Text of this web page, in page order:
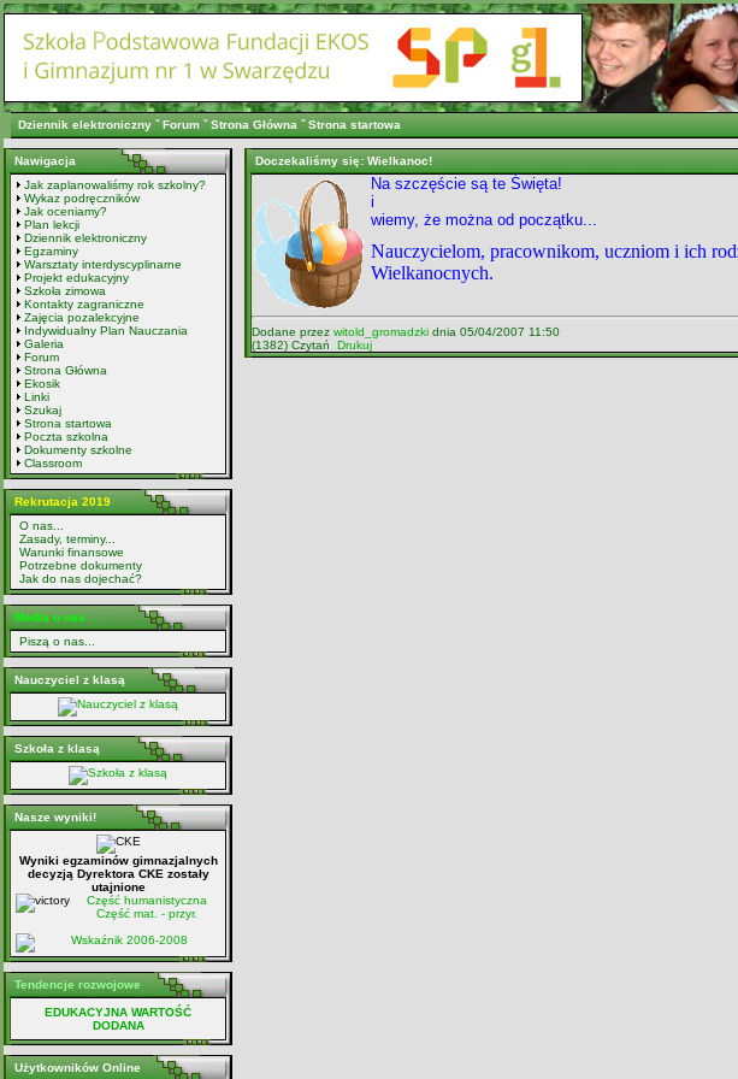
Dziennik elektroniczny ˇForum ˇStrona Główna ˇStrona startowa
Nawigacja
Jak zaplanowaliśmy rok szkolny?
Wykaz podręczników
Jak oceniamy?
Plan lekcji
Dziennik elektroniczny
Egzaminy
Warsztaty interdyscyplinarne
Projekt edukacyjny
Szkoła zimowa
Kontakty zagraniczne
Zajęcia pozalekcyjne
Indywidualny Plan Nauczania
Galeria
Forum
Strona Główna
Ekosik
Linki
Szukaj
Strona startowa
Poczta szkolna
Dokumenty szkolne
Classroom
Rekrutacja 2019
O nas...
Zasady, terminy...
Warunki finansowe
Potrzebne dokumenty
Jak do nas dojechać?
Media o nas ...
Piszą o nas...
Nauczyciel z klasą
Szkoła z klasą
Nasze wyniki!
Wyniki egzaminów gimnazjalnych
decyzją Dyrektora CKE zostały
utajnione
Część humanistyczna
Część mat. - przyr.
Wskaźnik 2006-2008
Tendencje rozwojowe
EDUKACYJNA WARTOŚĆ
DODANA
Użytkowników Online
Doczekaliśmy się: Wielkanoc!
Na szczęście są te Święta!
i
wiemy, że można od początku...
Nauczycielom, pracownikom, uczniom i ich
Wielkanocnych.
Dodane przez witold_gromadzki dnia 05/04/2007 11:50
(1382) Czytań Drukuj